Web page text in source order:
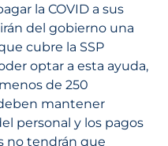
la COVID a sus
del gobierno una
cubre la SSP
optar a esta ayuda,
de 250
mantener
personal y los pagos
no tendrán que